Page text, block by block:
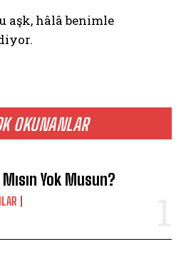
OKUNANLAR
Yok Musun?
aşk, hâlâ benimle